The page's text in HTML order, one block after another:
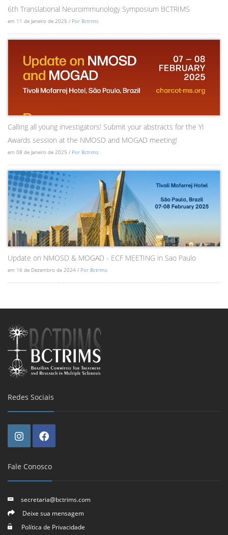
6th Translational Neuroimmunology Symposium BCTRIMS
em 11 de Janeiro de 2025 / Por Bctrims
Calling all young investigators! Submit your abstracts for the YI
Awards session at the NMOSD and MOGAD meeting!
em 08 de Janeiro de 2025 / Por Bctrims
Update on NMOSD & MOGAD - ECF MEETING in Sao Paulo
em 16 de Dezembro de 2024 / Por Bctrims
Redes Sociais
Fale Conosco
secretaria@bctrims.com
Deixe sua mensagem
Política de Privacidade